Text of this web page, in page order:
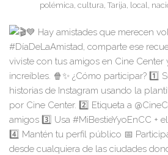
polémica, cultura, Tarija, local,